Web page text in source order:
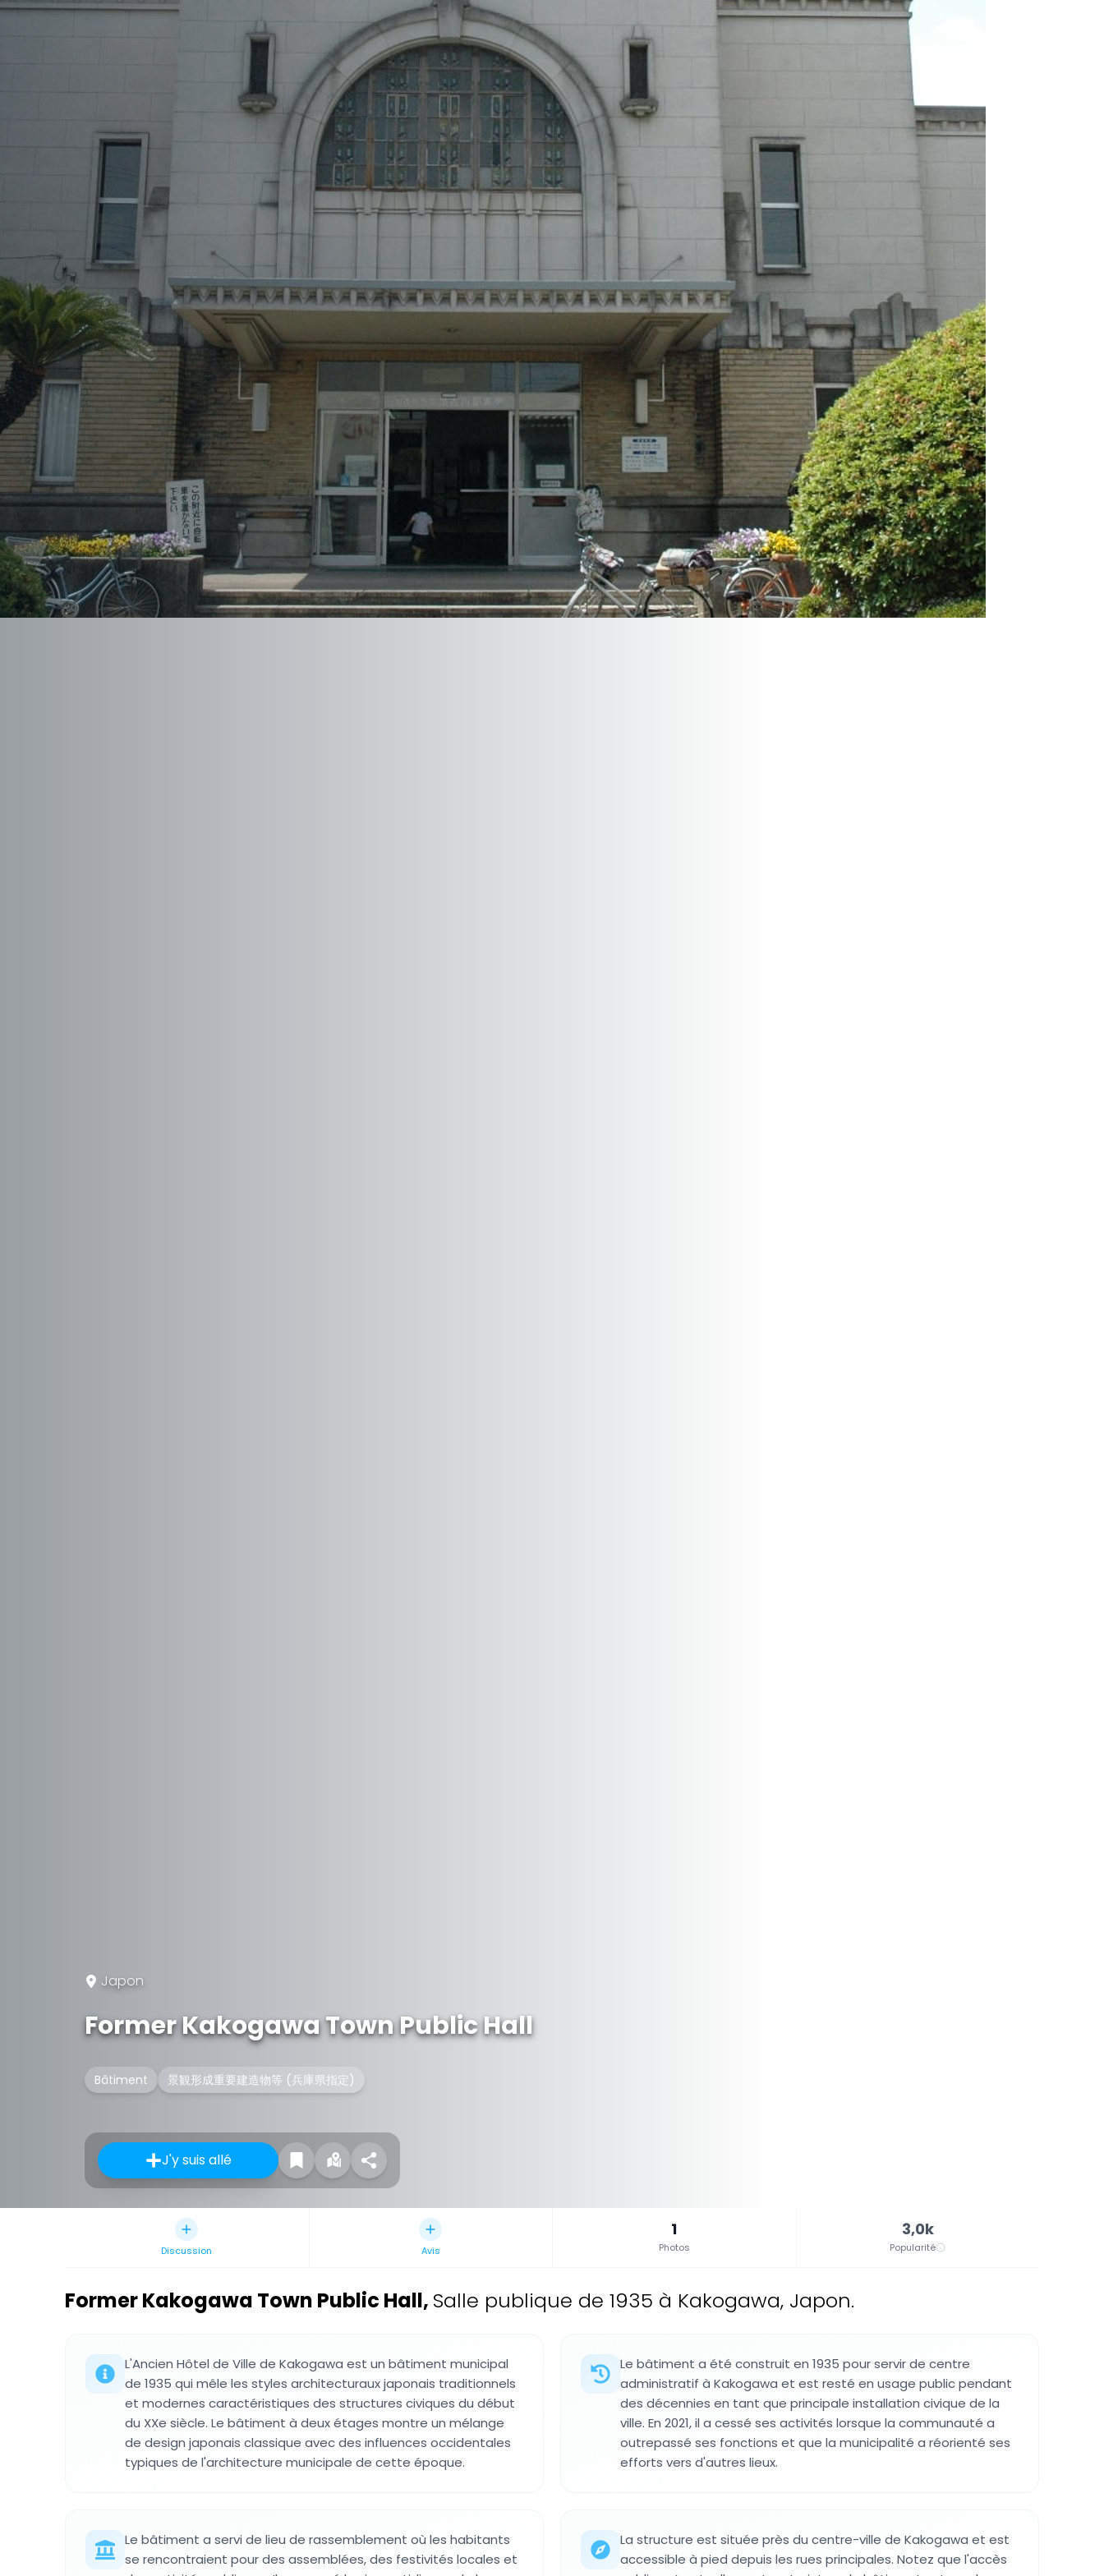
Japon
Former Kakogawa Town Public Hall
Bâtiment 景観形成重要建造物等 (兵庫県指定)
J'y suis allé
Discussion Avis
1
Photos
3,0k
Popularité
Former Kakogawa Town Public Hall, Salle publique de 1935 à Kakogawa, Japon.
L'Ancien Hôtel de Ville de Kakogawa est un bâtiment municipal
de 1935 qui mêle les styles architecturaux japonais traditionnels
et modernes caractéristiques des structures civiques du début
du XXe siècle. Le bâtiment à deux étages montre un mélange
de design japonais classique avec des influences occidentales
typiques de l'architecture municipale de cette époque.
Le bâtiment a été construit en 1935 pour servir de centre
administratif à Kakogawa et est resté en usage public pendant
des décennies en tant que principale installation civique de la
ville. En 2021, il a cessé ses activités lorsque la communauté a
outrepassé ses fonctions et que la municipalité a réorienté ses
efforts vers d'autres lieux.
Le bâtiment a servi de lieu de rassemblement où les habitants
se rencontraient pour des assemblées, des festivités locales et
La structure est située près du centre-ville de Kakogawa et est
accessible à pied depuis les rues principales. Notez que l'accès